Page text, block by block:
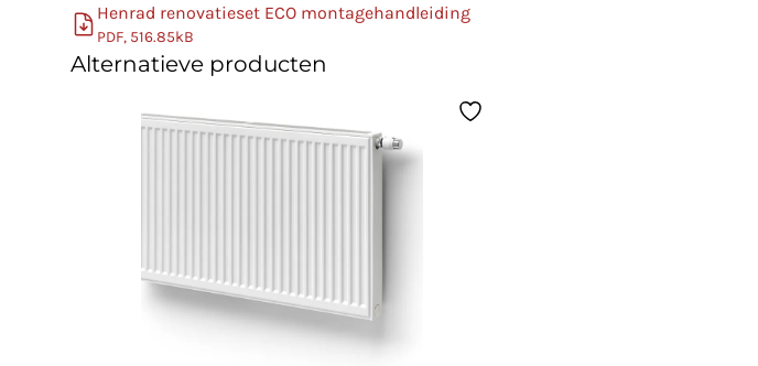
Henrad renovatieset ECO montagehandleiding
PDF, 516.85kB
Alternatieve producten